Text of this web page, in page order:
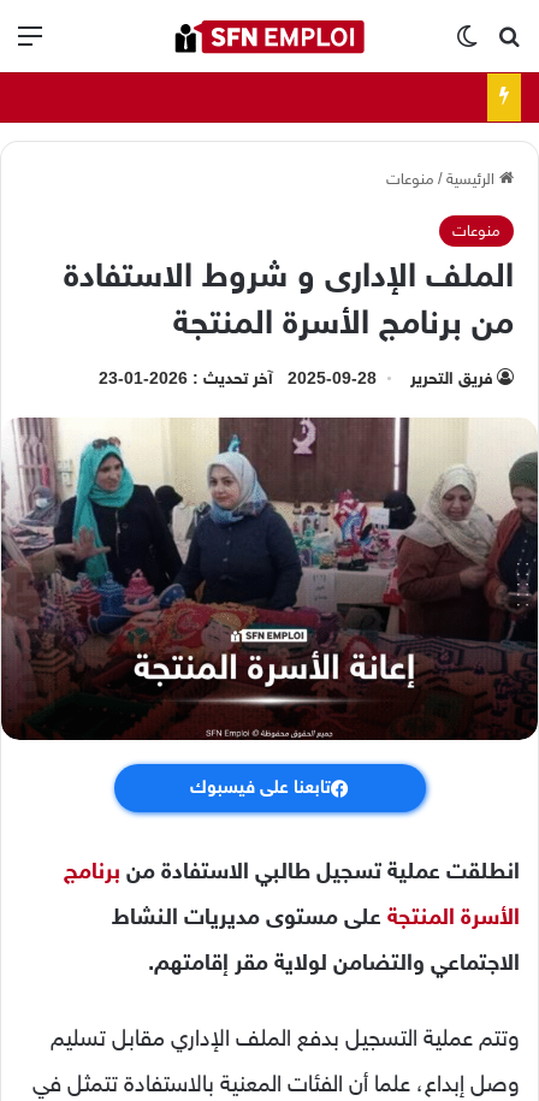
بحث عنالوضع المظلم
الرئيسية/ منوعات
منوعات
الملف الإدارى و شروط الاستفادة
من برنامج الأسرة المنتجة
فريق التحرير 2025-09-28 آخر تحديث : 2026-01-23
تابعنا على فيسبوك
انطلقت عملية تسجيل طالبي الاستفادة من برنامج
الأسرة المنتجة على مستوى مديريات النشاط
الاجتماعي والتضامن لولاية مقر إقامتهم.
وتتم عملية التسجيل بدفع الملف الإداري مقابل تسليم
وصل إبداع، علما أن الفئات المعنية بالاستفادة تتمثل في